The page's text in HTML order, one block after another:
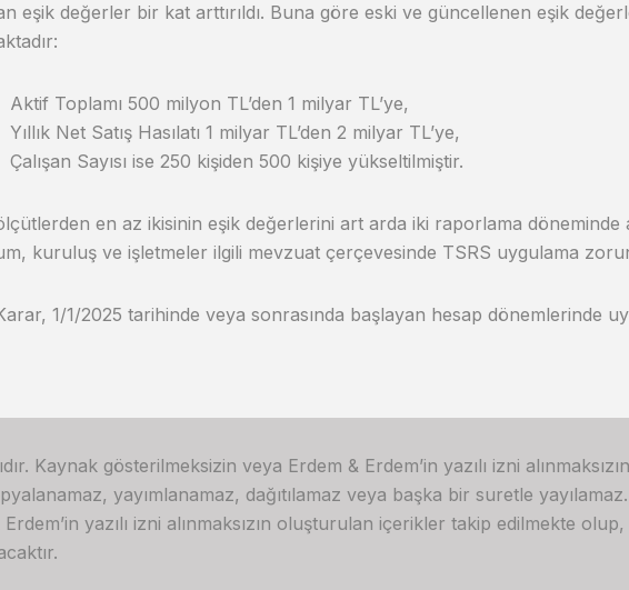
eşik değerler bir kat arttırıldı. Buna göre eski ve güncellenen eşik
Aktif Toplamı 500 milyon TL’den 1 milyar TL’ye,
Yıllık Net Satış Hasılatı 1 milyar TL’den 2 milyar TL’ye,
Çalışan Sayısı ise 250 kişiden 500 kişiye yükseltilmiştir.
en az ikisinin eşik değerlerini art arda iki raporlama döneminde
kuruluş ve işletmeler ilgili mevzuat çerçevesinde TSRS uygulama
1/1/2025 tarihinde veya sonrasında başlayan hesap dönemlerinde
Kaynak gösterilmeksizin veya Erdem & Erdem’in yazılı izni
yayımlanamaz, dağıtılamaz veya başka bir suretle
yazılı izni alınmaksızın oluşturulan içerikler takip edilmekte